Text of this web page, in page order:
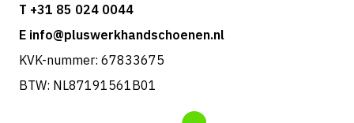
T +31 85 024 0044
E info@pluswerkhandschoenen.nl
KVK-nummer: 67833675
BTW: NL87191561B01